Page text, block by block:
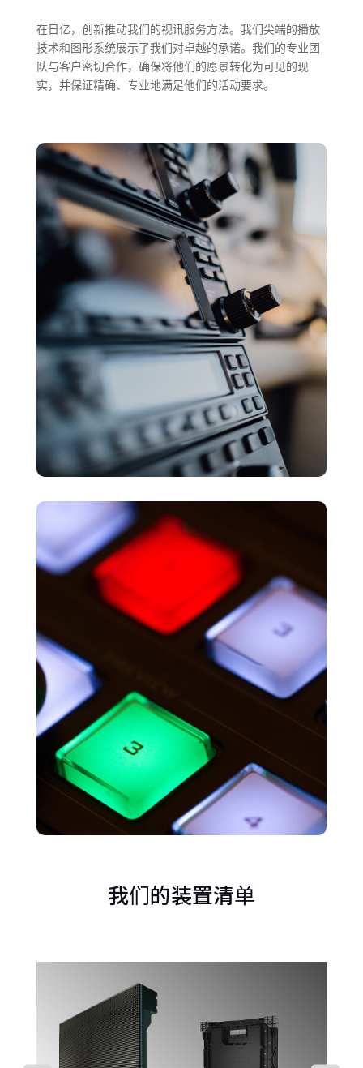
在日亿，创新推动我们的视讯服务方法。我们尖端的播放
技术和图形系统展示了我们对卓越的承诺。我们的专业团
队与客户密切合作，确保将他们的愿景转化为可见的现
实，并保证精确、专业地满足他们的活动要求。
我们的装置清单